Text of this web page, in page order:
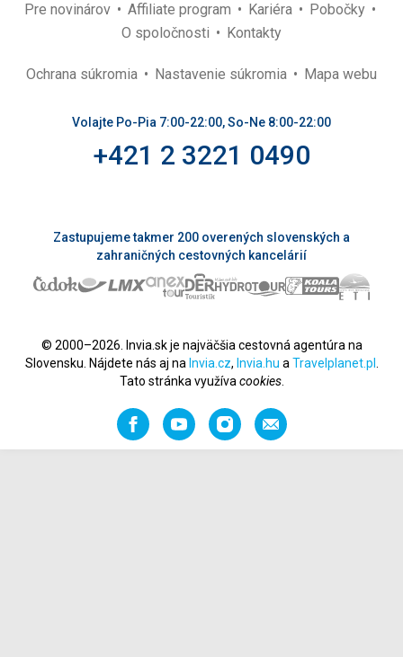
Pre novinárov Affiliate program Kariéra
Pobočky
O spoločnosti
Kontakty
Ochrana súkromia Nastavenie súkromia Mapa webu
Volajte Po-Pia 7:00-22:00, So-Ne 8:00-22:00
+421 2 3221 0490
Zastupujeme takmer 200 overených slovenských a
zahraničných cestovných kancelárií
© 2000–2026. Invia.sk je najväčšia cestovná agentúra na
Slovensku. Nájdete nás aj na Invia.cz, Invia.hu a Travelplanet.pl
Tato stránka využíva cookies.
FacebookYouTubeInstagramOdporučiť